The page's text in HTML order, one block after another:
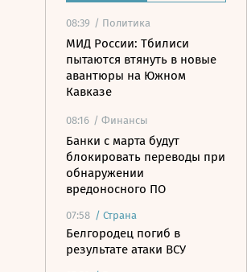
08:39 / Политика
МИД России: Тбилиси
пытаются втянуть в новые
авантюры на Южном
Кавказе
08:16 / Финансы
Банки с марта будут
блокировать переводы при
обнаружении
вредоносного ПО
07:58 / Страна
Белгородец погиб в
результате атаки ВСУ